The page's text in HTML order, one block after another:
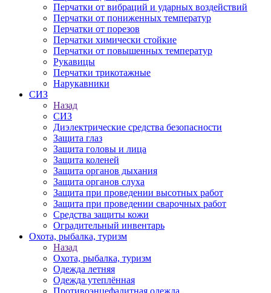
Перчатки от вибраций и ударных воздействий
Перчатки от пониженных температур
Перчатки от порезов
Перчатки химически стойкие
Перчатки от повышенных температур
Рукавицы
Перчатки трикотажные
Нарукавники
СИЗ
Назад
СИЗ
Диэлектрические средства безопасности
Защита глаз
Защита головы и лица
Защита коленей
Защита органов дыхания
Защита органов слуха
Защита при проведении высотных работ
Защита при проведении сварочных работ
Средства защиты кожи
Оградительный инвентарь
Охота, рыбалка, туризм
Назад
Охота, рыбалка, туризм
Одежда летняя
Одежда утеплённая
Противоэнцефалитная одежда